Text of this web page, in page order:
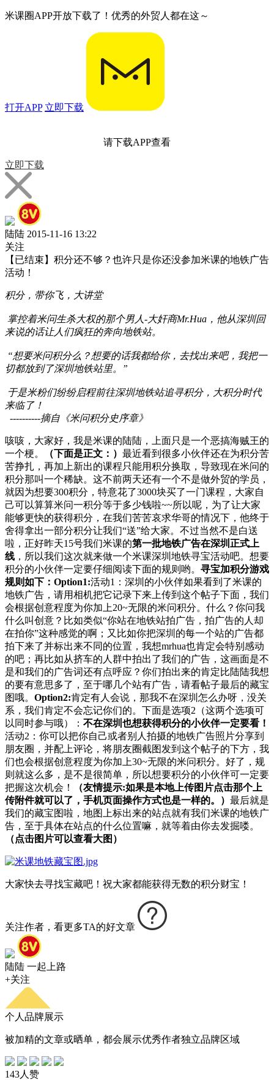
米课圈APP开放下载了！优秀的外贸人都在这～
打开APP 立即下载
请下载APP查看
立即下载
陆陆 2015-11-16 13:22
关注
【已结束】积分还不够？也许只是你还没参加米课的地铁广告
活动！
积分，带你飞，大讲堂
掌控着米问生杀大权的那个男人-大奸商Mr.Hua，他从深圳回
来说的话让人们疯狂的奔向地铁站。
“想要米问积分么？想要的话我都给你，去找出来吧，我把一
切都放到了深圳地铁站里。”
于是米粉们纷纷启程前往深圳地铁站追寻积分，大积分时代
来临了！
----------摘自《米问积分史序章》
咳咳，大家好，我是米课的陆陆，上面只是一个恶搞海贼王的
一个梗。
（下面是正文：） 最近看到很多小伙伴还在为积分苦
苦挣扎，再加上新出的课程只能用积分换取，导致现在米问的
积分那叫一个稀缺。这不前两天还有一个不是做外贸的学员，
就因为想要300积分，特意花了3000块买了一门课程，大家自
己可以算算米问一积分等于多少钱啦~~所以呢，为了让大家
能够更快的获得积分，在我们苦苦哀求华哥的情况下，他终于
舍得拿出一部分积分让我们“送”给大家。不过当然不是白送
啦，正好昨天15号我们米课的第一批地铁广告在深圳正式上
线 ，所以我们这次就来做一个米课深圳地铁寻宝活动吧。想要
积分的小伙伴一定要仔细阅读下面的规则哟。 寻宝加积分游戏
规则如下： Option1:活动1：深圳的小伙伴如果看到了米课的
地铁广告，请用相机把它记录下来上传到这个帖子下面，我们
会根据创意程度为你加上20~无限的米问积分。什么？你问我
什么叫创意？比如类似“你站在地铁站拍广告，拍广告的人却
在拍你”这种感觉的啊；又比如你把深圳的每一个站的广告都
拍下来了并标出来不同的位置，我想mrhua也肯定会特别感动
的吧；再比如从挤车的人群中拍出了我们的广告，这画面是不
是和我们的广告词还有点呼应？你们拍出来的肯定比陆陆我想
的要有意思多了，至于哪几个站有广告，请看帖子最后的藏宝
图哦。 Option2:肯定有人会说，那我不在深圳怎么办呀，没关
系，我们肯定不会忘记你们的。下面是选项2（这两个选项可
以同时参与哦）： 不在深圳也想获得积分的小伙伴一定要看！
活动2：你可以把你自己或者别人拍摄的地铁广告照片分享到
朋友圈，并配上评论，将朋友圈截图发到这个帖子的下方，我
们也会根据创意程度为你加上30~无限的米问积分。好了，规
则就这么多，是不是很简单，所以想要积分的小伙伴可一定要
把握这次机会！
（友情提示:如果是本地上传图片点击那个上
传附件就可以了，手机页面操作方式也是一样的。） 最后就是
我们的藏宝图啦，地图上标出来的站点就有我们米课的地铁广
告，至于具体在站点的什么位置嘛，就等着由你去发掘喽。
（点击图片可以查看大图）
大家快去寻找宝藏吧！祝大家都能获得无数的积分财宝！
关注作者，看更多TA的好文章
陆陆 一起上路
+关注
个人品牌展示
被加精的文章或晒单，都会展示优秀作者独立品牌区域
143人赞